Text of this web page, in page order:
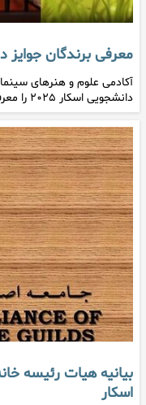
معرفی برندگان جوایز
آکادمی علوم و هنرهای
دانشجویی اسکار ۲۰۲۵ را معرفی کرد. آثار برگزیده از…
بیانیه هیات رئیسه
اسکار